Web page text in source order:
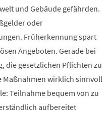
und Gebäude gefährden.
oder
Früherkennung spart
Angeboten. Gerade bei
die gesetzlichen Pflichten zu
Maßnahmen wirklich sinnvoll
Teilnahme bequem von zu
aufbereitet